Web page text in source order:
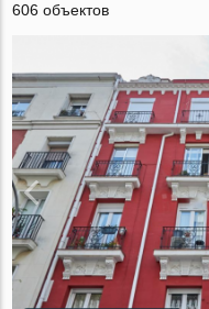
606 объектов